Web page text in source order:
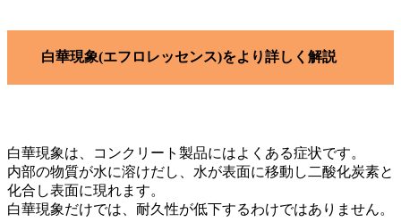
白華現象(エフロレッセンス)をより詳しく解説
白華現象は、コンクリート製品にはよくある症状です。
内部の物質が水に溶けだし、水が表面に移動し二酸化炭素と
化合し表面に現れます。
白華現象だけでは、耐久性が低下するわけではありません。